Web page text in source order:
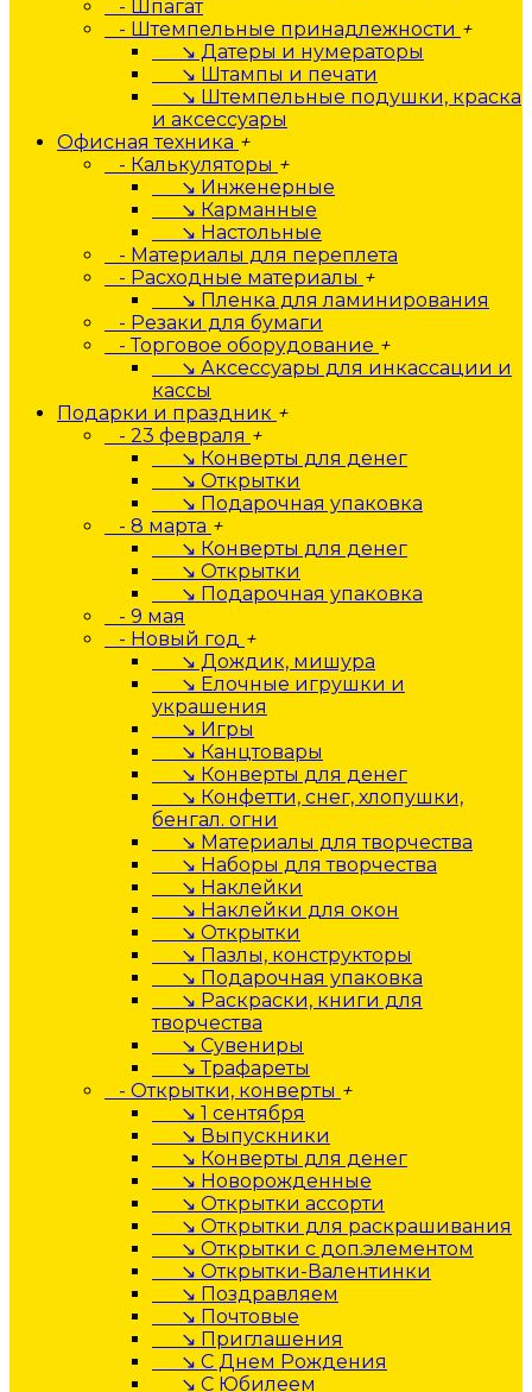
- Шпагат
- Штемпельные принадлежности +
↘ Датеры и нумераторы
↘ Штампы и печати
↘ Штемпельные подушки, краска
и аксессуары
Офисная техника +
- Калькуляторы +
↘ Инженерные
↘ Карманные
↘ Настольные
- Материалы для переплета
- Расходные материалы +
↘ Пленка для ламинирования
- Резаки для бумаги
- Торговое оборудование +
↘ Аксессуары для инкассации и
кассы
Подарки и праздник +
- 23 февраля +
↘ Конверты для денег
↘ Открытки
↘ Подарочная упаковка
- 8 марта +
↘ Конверты для денег
↘ Открытки
↘ Подарочная упаковка
- 9 мая
- Новый год +
↘ Дождик, мишура
↘ Елочные игрушки и
украшения
↘ Игры
↘ Канцтовары
↘ Конверты для денег
↘ Конфетти, снег, хлопушки,
бенгал. огни
↘ Материалы для творчества
↘ Наборы для творчества
↘ Наклейки
↘ Наклейки для окон
↘ Открытки
↘ Пазлы, конструкторы
↘ Подарочная упаковка
↘ Раскраски, книги для
творчества
↘ Сувениры
↘ Трафареты
- Открытки, конверты +
↘ 1 сентября
↘ Выпускники
↘ Конверты для денег
↘ Новорожденные
↘ Открытки ассорти
↘ Открытки для раскрашивания
↘ Открытки с доп.элементом
↘ Открытки-Валентинки
↘ Поздравляем
↘ Почтовые
↘ Приглашения
↘ С Днем Рождения
↘ С Юбилеем